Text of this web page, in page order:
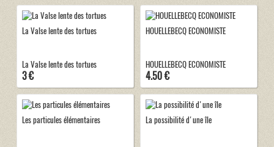
La Valse lente des tortues
La Valse lente des tortues
3 €
HOUELLEBECQ ECONOMISTE
HOUELLEBECQ ECONOMISTE
4.50 €
Les particules élémentaires La possibilité d'une île